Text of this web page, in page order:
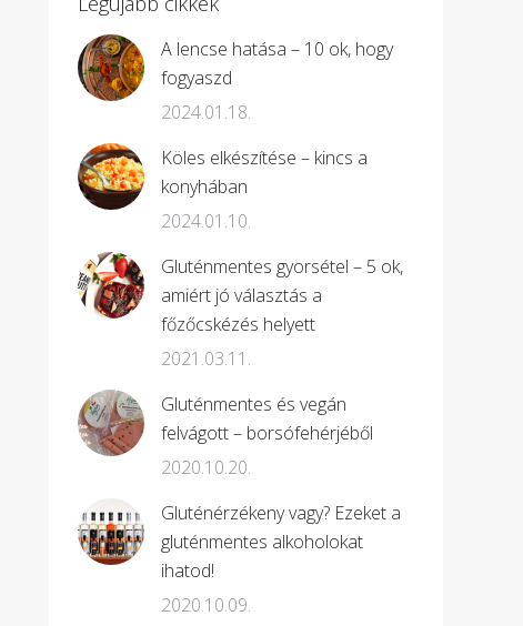
A lencse hatása – 10 ok, hogy
fogyaszd
2024.01.18.
Köles elkészítése – kincs a
konyhában
2024.01.10.
Gluténmentes gyorsétel – 5 ok,
amiért jó választás a
főzőcskézés helyett
2021.03.11.
Gluténmentes és vegán
felvágott – borsófehérjéből
2020.10.20.
Gluténérzékeny vagy? Ezeket a
gluténmentes alkoholokat
ihatod!
2020.10.09.